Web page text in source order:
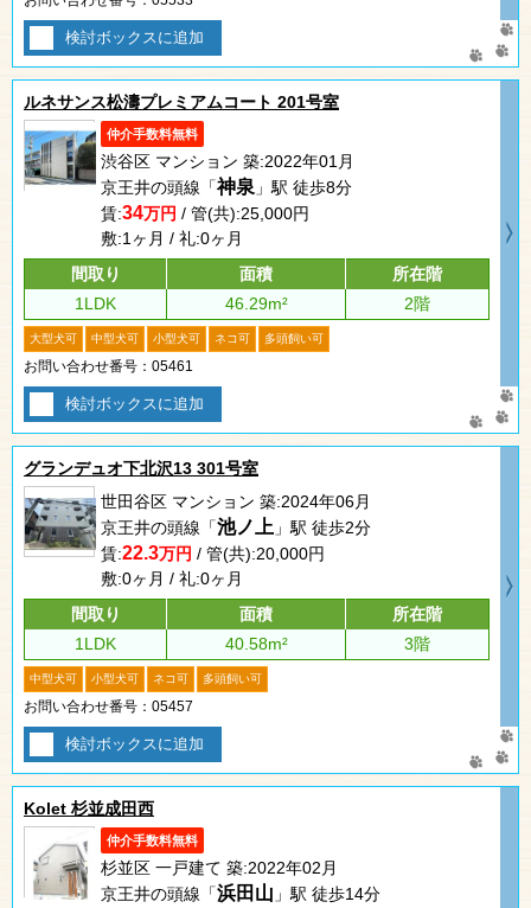
検討ボックスに追加
ルネサンス松濤プレミアムコート 201号室
仲介手数料無料
渋谷区 マンション 築:2022年01月
京王井の頭線「神泉 」駅 徒歩8分
賃:34万円 / 管(共):25,000円
敷:1ヶ月 / 礼:0ヶ月
間取り
面積
所在階
1LDK
46.29m² 2階
大型犬可 中型犬可 小型犬可 ネコ可 多頭飼い可
お問い合わせ番号：05461
検討ボックスに追加
グランデュオ下北沢13 301号室
世田谷区 マンション 築:2024年06月
京王井の頭線「池ノ上 」駅 徒歩2分
賃:22.3万円 / 管(共):20,000円
敷:0ヶ月 / 礼:0ヶ月
間取り
面積
所在階
1LDK
40.58m² 3階
中型犬可 小型犬可 ネコ可 多頭飼い可
お問い合わせ番号：05457
検討ボックスに追加
Kolet 杉並成田西
仲介手数料無料
杉並区 一戸建て 築:2022年02月
京王井の頭線「浜田山 」駅 徒歩14分